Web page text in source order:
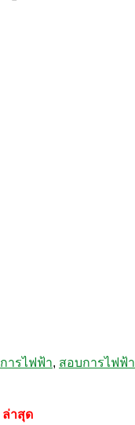
การไฟฟ้า, สอบการไฟฟ้า
ล่าสุด